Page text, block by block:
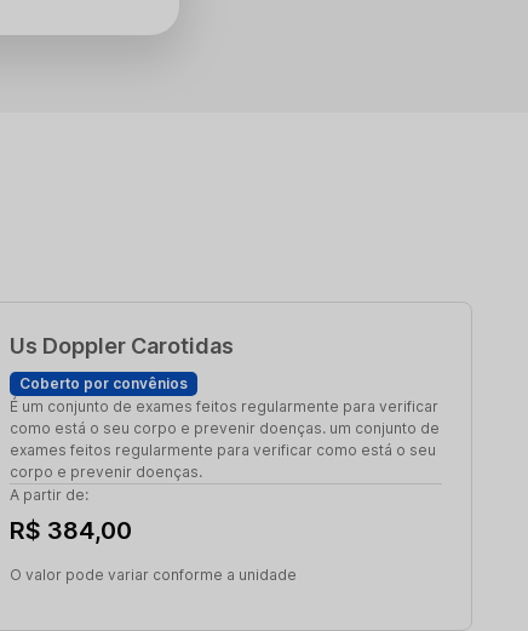
Us Doppler Carotidas
Coberto por convênios
É um conjunto de exames feitos regularmente para verificar
como está o seu corpo e prevenir doenças. um conjunto de
exames feitos regularmente para verificar como está o seu
corpo e prevenir doenças.
A partir de:
R$ 384,00
O valor pode variar conforme a unidade